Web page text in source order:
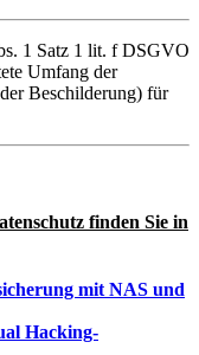
1 Satz 1 lit. f DSGVO
Umfang der
Beschilderung) für
finden Sie in
mit NAS und
Hacking-